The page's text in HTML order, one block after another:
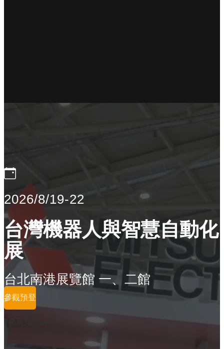
2026/8/19-22
台灣機器人與智慧自動化
展
台北南港展覽館 一、二館
參觀預登